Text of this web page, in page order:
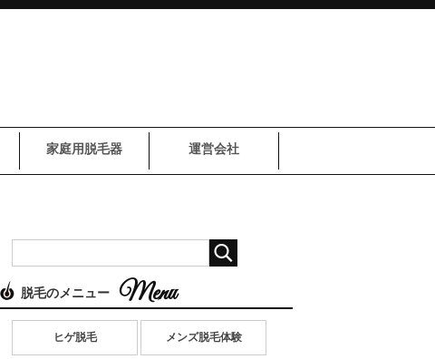
家庭用脱毛器 運営会社
脱毛のメニュー
ヒゲ脱毛 メンズ脱毛体験